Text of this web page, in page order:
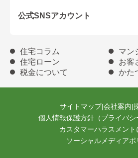
公式SNSアカウント
住宅コラム
マン
住宅ローン
お客
税金について
かた
サイトマップ|会社案内|
個人情報保護方針（プライバシ
カスタマーハラスメント
ソーシャルメディアポ